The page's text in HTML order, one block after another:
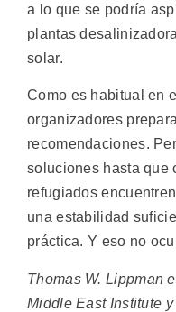
a lo que se podría
plantas
solar.
Como es habitual en
organizadores
recomendaciones.
soluciones hasta que
refugiados
una estabilidad
práctica. Y eso no
Thomas W. Lippman
Middle East Institute